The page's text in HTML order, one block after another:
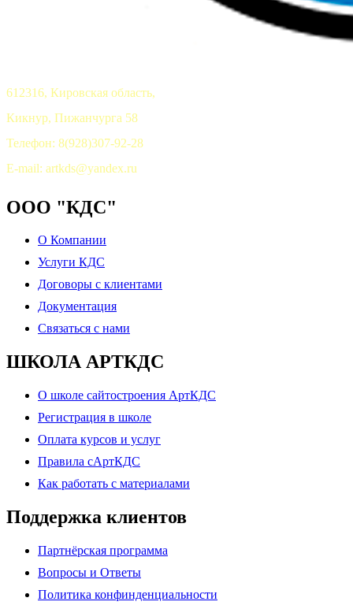
612316, Кировская область,
Кикнур, Пижанчурга 58
Телефон: 8(928)307-92-28
E-mail: artkds@yandex.ru
ООО "КДС"
О Компании
Услуги КДС
Договоры с клиентами
Документация
Связаться с нами
ШКОЛА АРТКДС
О школе сайтостроения АртКДС
Регистрация в школе
Оплата курсов и услуг
Правила сАртКДС
Как работать с материалами
Поддержка клиентов
Партнёрская программа
Вопросы и Ответы
Политика конфинденциальности